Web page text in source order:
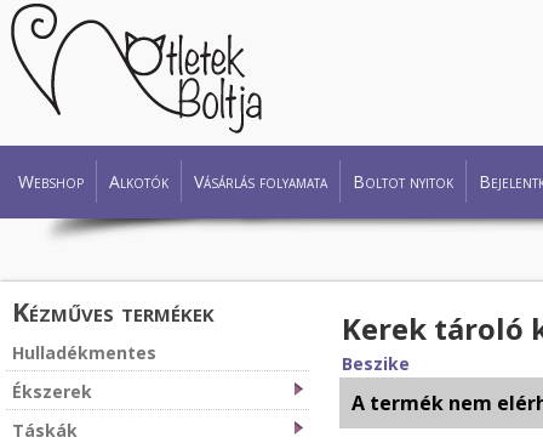
Webshop Alkotók Vásárlás folyamata Boltot nyitok
Kézműves termékek
Hulladékmentes
Ékszerek
Táskák
Kerek tároló
Beszike
A termék nem